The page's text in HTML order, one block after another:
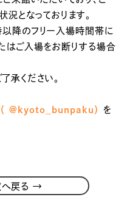
となっております。
降のフリー入場時間帯に
はご入場をお断りする場合
承ください。
@kyoto_bunpaku）
を
戻る →